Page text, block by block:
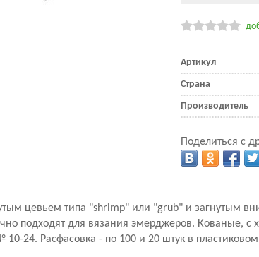
Артикул
Страна
Производитель
Поделиться с
цевьем типа "shrimp" или "grub" и загнутым
подходят для вязания эмерджеров. Кованые, с
24. Расфасовка - по 100 и 20 штук в пластиковом